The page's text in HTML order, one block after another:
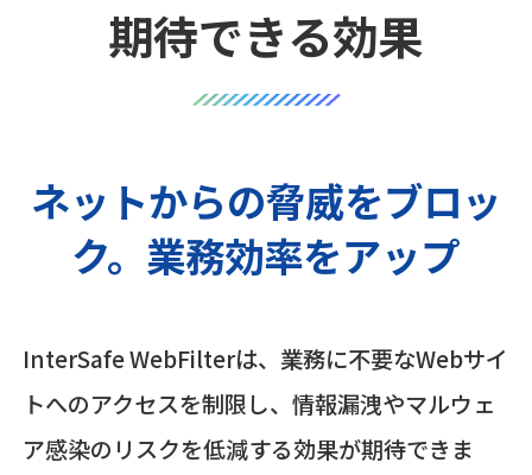
期待できる効果
ネットからの脅威をブロッ
ク。業務効率をアップ
InterSafe WebFilterは、業務に不要なWebサイ
トへのアクセスを制限し、情報漏洩やマルウェ
ア感染のリスクを低減する効果が期待できま